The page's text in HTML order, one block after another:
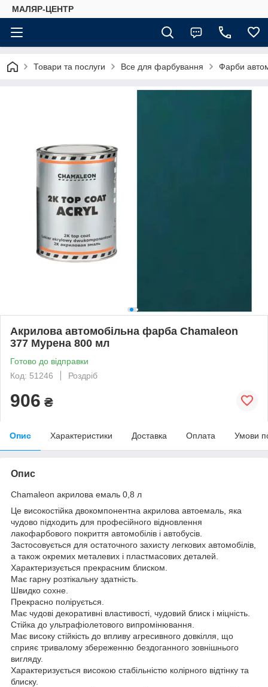
МАЛЯР-ЦЕНТР
Товари та послуги Все для фарбування Фарби
Акрилова автомобільна фарба Chamaleon
377 Мурена 800 мл
Готово до відправки
Код: 51246
Роздріб
906 ₴
Опис Характеристики Доставка Оплата Умови
Опис
Chamaleon акрилова емаль 0,8 л
Це високостійка двокомпонентна акрилова автоемаль, яка
чудово підходить для професійного відновлення
лакофарбового покриття автомобілів і автобусів.
Застосовується для остаточного захисту легкових автомобілів,
а також окремих металевих і пластмасових деталей.
Характеризується прекрасним блиском.
Має гарну розтікальну здатність.
Швидко сохне.
Прекрасно полірується.
Має чудові декоративні властивості, чудовий блиск і міцність.
Стійка до ультрафіолетового випромінювання.
Має високу стійкість до впливу агресивного довкілля, що
сприяє тривалому збереженню бездоганного зовнішнього
вигляду.
Характеризується високою стабільністю колірного відтінку та
блиску.